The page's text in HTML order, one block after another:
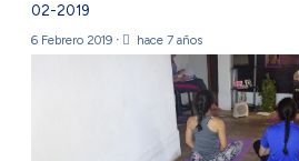
02-2019
6 Febrero 2019 · hace 7 años